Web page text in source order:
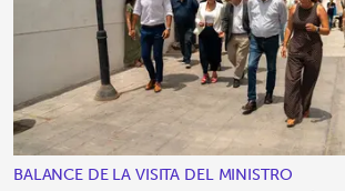
BALANCE DE LA VISITA DEL MINISTRO